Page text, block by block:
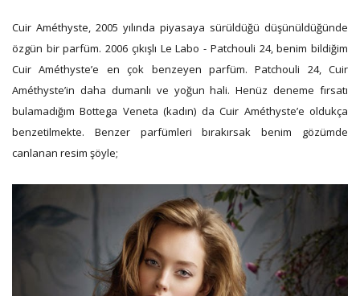
Cuir Améthyste, 2005 yılında piyasaya sürüldüğü düşünüldüğünde
özgün bir parfüm. 2006 çıkışlı Le Labo - Patchouli 24, benim bildiğim
Cuir Améthyste’e en çok benzeyen parfüm. Patchouli 24, Cuir
Améthyste’in daha dumanlı ve yoğun hali. Henüz deneme fırsatı
bulamadığım Bottega Veneta (kadın) da Cuir Améthyste’e oldukça
benzetilmekte. Benzer parfümleri bırakırsak benim gözümde
canlanan resim şöyle;